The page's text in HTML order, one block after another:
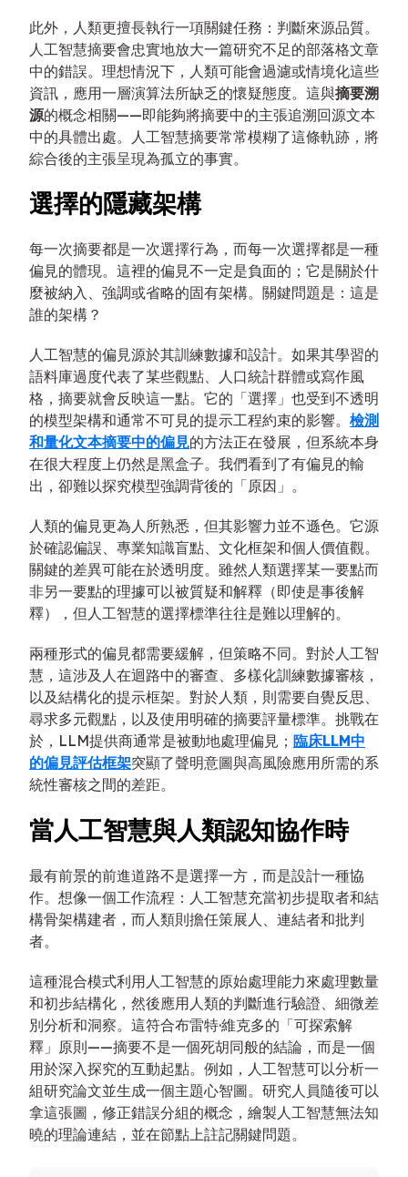
此外，人類更擅長執行一項關鍵任務：判斷來源品質。
人工智慧摘要會忠實地放大一篇研究不足的部落格文章
中的錯誤。理想情況下，人類可能會過濾或情境化這些
資訊，應用一層演算法所缺乏的懷疑態度。這與摘要溯
源的概念相關——即能夠將摘要中的主張追溯回源文本
中的具體出處。人工智慧摘要常常模糊了這條軌跡，將
綜合後的主張呈現為孤立的事實。
選擇的隱藏架構
每一次摘要都是一次選擇行為，而每一次選擇都是一種
偏見的體現。這裡的偏見不一定是負面的；它是關於什
麼被納入、強調或省略的固有架構。關鍵問題是：這是
誰的架構？
人工智慧的偏見源於其訓練數據和設計。如果其學習的
語料庫過度代表了某些觀點、人口統計群體或寫作風
格，摘要就會反映這一點。它的「選擇」也受到不透明
的模型架構和通常不可見的提示工程約束的影響。 檢測
和量化文本摘要中的偏見的方法正在發展，但系統本身
在很大程度上仍然是黑盒子。我們看到了有偏見的輸
出，卻難以探究模型強調背後的「原因」。
人類的偏見更為人所熟悉，但其影響力並不遜色。它源
於確認偏誤、專業知識盲點、文化框架和個人價值觀。
關鍵的差異可能在於透明度。雖然人類選擇某一要點而
非另一要點的理據可以被質疑和解釋（即使是事後解
釋），但人工智慧的選擇標準往往是難以理解的。
兩種形式的偏見都需要緩解，但策略不同。對於人工智
慧，這涉及人在迴路中的審查、多樣化訓練數據審核，
以及結構化的提示框架。對於人類，則需要自覺反思、
尋求多元觀點，以及使用明確的摘要評量標準。挑戰在
於，LLM提供商通常是被動地處理偏見； 臨床LLM中
的偏見評估框架突顯了聲明意圖與高風險應用所需的系
統性審核之間的差距。
當人工智慧與人類認知協作時
最有前景的前進道路不是選擇一方，而是設計一種協
作。想像一個工作流程：人工智慧充當初步提取者和結
構骨架構建者，而人類則擔任策展人、連結者和批判
者。
這種混合模式利用人工智慧的原始處理能力來處理數量
和初步結構化，然後應用人類的判斷進行驗證、細微差
別分析和洞察。這符合布雷特·維克多的「可探索解
釋」原則——摘要不是一個死胡同般的結論，而是一個
用於深入探究的互動起點。例如，人工智慧可以分析一
組研究論文並生成一個主題心智圖。研究人員隨後可以
拿這張圖，修正錯誤分組的概念，繪製人工智慧無法知
曉的理論連結，並在節點上註記關鍵問題。